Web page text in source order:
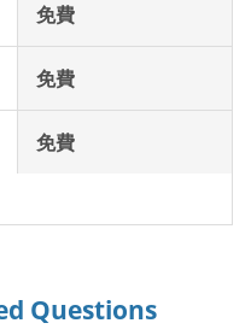
免費
免費
免費
Questions